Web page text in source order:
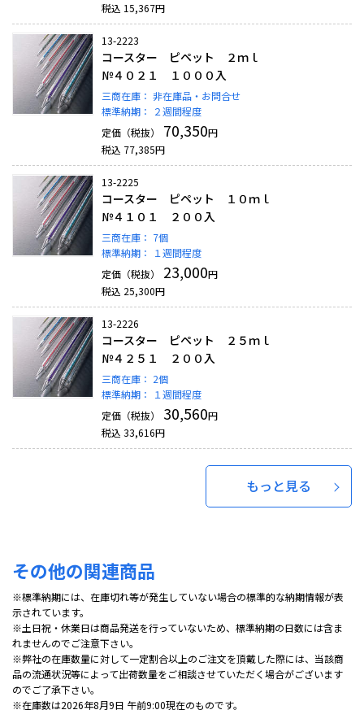
税込 15,367円
13-2223
コースター ピペット ２ｍｌ
№４０２１ １０００入
三商在庫： 非在庫品・お問合せ
標準納期：
２週間程度
定価（税抜）
70,350円
税込 77,385円
13-2225
コースター ピペット １０ｍｌ
№４１０１ ２００入
三商在庫： 7個
標準納期：
１週間程度
定価（税抜）
23,000円
税込 25,300円
13-2226
コースター ピペット ２５ｍｌ
№４２５１ ２００入
三商在庫： 2個
標準納期：
１週間程度
定価（税抜）
30,560円
税込 33,616円
もっと見る
その他の関連商品
※標準納期には、在庫切れ等が発生していない場合の標準的な納期情報が表
示されています。
※土日祝・休業日は商品発送を行っていないため、標準納期の日数には含ま
れませんのでご注意下さい。
※弊社の在庫数量に対して一定割合以上のご注文を頂戴した際には、当該商
品の流通状況等によって出荷数量をご相談させていただく場合がございます
のでご了承下さい。
※在庫数は2026年8月9日 午前9:00現在のものです。